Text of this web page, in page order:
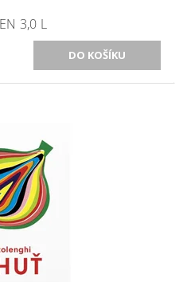
3,0 L